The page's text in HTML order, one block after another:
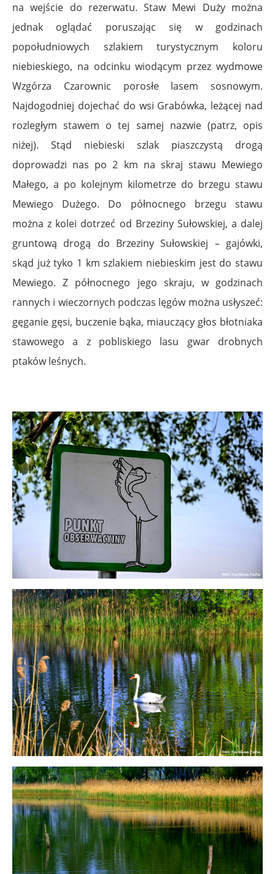
na wejście do rezerwatu. Staw Mewi Duży można
jednak oglądać poruszając się w godzinach
popołudniowych szlakiem turystycznym koloru
niebieskiego, na odcinku wiodącym przez wydmowe
Wzgórza Czarownic porosłe lasem sosnowym.
Najdogodniej dojechać do wsi Grabówka, leżącej nad
rozległym stawem o tej samej nazwie (patrz, opis
niżej). Stąd niebieski szlak piaszczystą drogą
doprowadzi nas po 2 km na skraj stawu Mewiego
Małego, a po kolejnym kilometrze do brzegu stawu
Mewiego Dużego. Do północnego brzegu stawu
można z kolei dotrzeć od Brzeziny Sułowskiej, a dalej
gruntową drogą do Brzeziny Sułowskiej – gajówki,
skąd już tyko 1 km szlakiem niebieskim jest do stawu
Mewiego. Z północnego jego skraju, w godzinach
rannych i wieczornych podczas lęgów można usłyszeć:
gęganie gęsi, buczenie bąka, miauczący głos błotniaka
stawowego a z pobliskiego lasu gwar drobnych
ptaków leśnych.